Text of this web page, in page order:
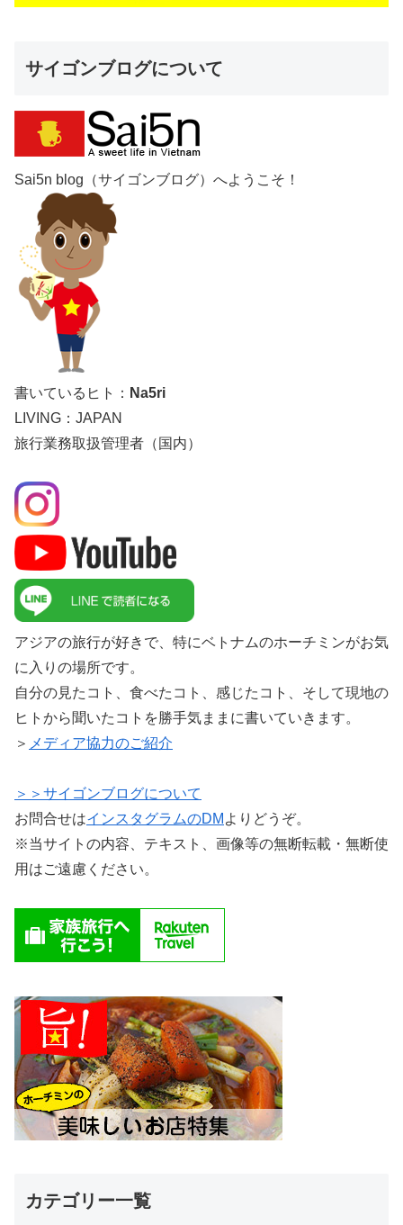
サイゴンブログについて
Sai5n blog（サイゴンブログ）へようこそ！
書いているヒト： Na5ri
LIVING：JAPAN
旅行業務取扱管理者（国内）
アジアの旅行が好きで、特にベトナムのホーチミンがお気
に入りの場所です。
自分の見たコト、食べたコト、感じたコト、そして現地の
ヒトから聞いたコトを勝手気ままに書いていきます。
＞ メディア協力のご紹介
＞＞サイゴンブログについて
お問合せはインスタグラムのDM よりどうぞ。
※当サイトの内容、テキスト、画像等の無断転載・無断使
用はご遠慮ください。
カテゴリー一覧